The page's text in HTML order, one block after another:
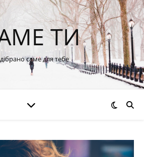
ТИ
саме для тебе